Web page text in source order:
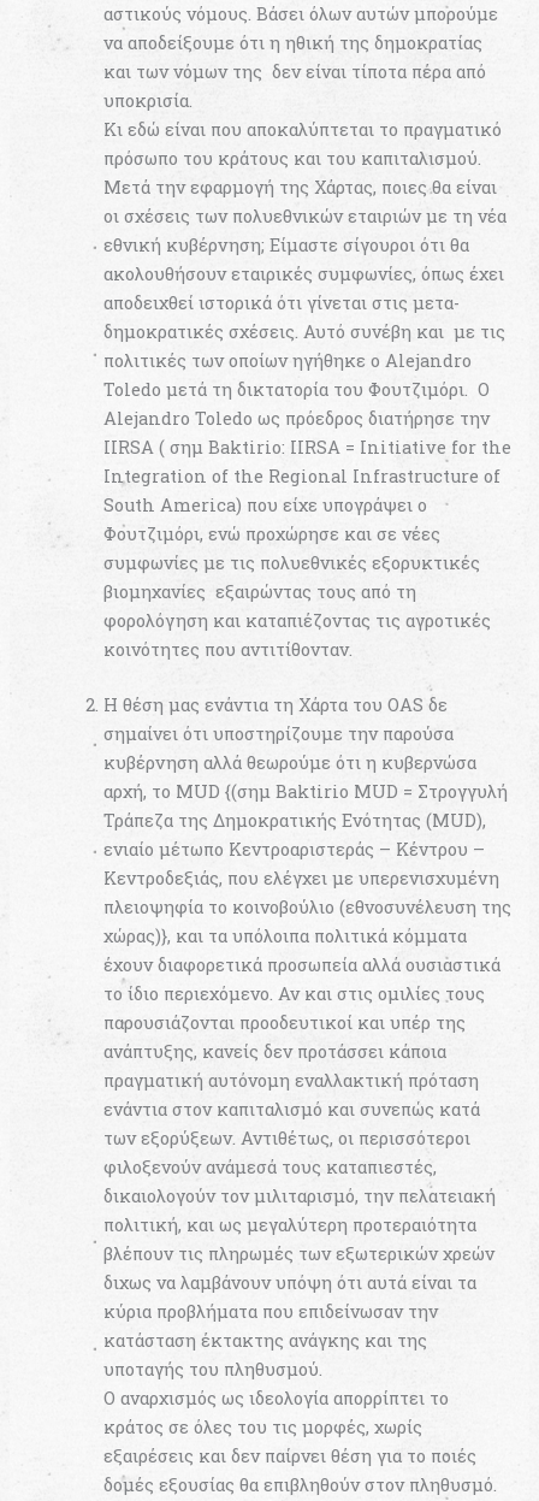
αστικούς νόμους. Βάσει όλων αυτών μπορούμε
να αποδείξουμε ότι η ηθική της δημοκρατίας
και των νόμων της δεν είναι τίποτα πέρα από
υποκρισία.
Κι εδώ είναι που αποκαλύπτεται το πραγματικό
πρόσωπο του κράτους και του καπιταλισμού.
Μετά την εφαρμογή της Χάρτας, ποιες θα είναι
οι σχέσεις των πολυεθνικών εταιριών με τη νέα
εθνική κυβέρνηση; Είμαστε σίγουροι ότι θα
ακολουθήσουν εταιρικές συμφωνίες, όπως έχει
αποδειχθεί ιστορικά ότι γίνεται στις μετα-
δημοκρατικές σχέσεις. Αυτό συνέβη και με τις
πολιτικές των οποίων ηγήθηκε ο Alejandro
Toledo μετά τη δικτατορία του Φουτζιμόρι. Ο
Alejandro Toledo ως πρόεδρος διατήρησε την
IIRSA ( σημ Baktirio: IIRSA = Initiative for the
Integration of the Regional Infrastructure of
South America) που είχε υπογράψει ο
Φουτζιμόρι, ενώ προχώρησε και σε νέες
συμφωνίες με τις πολυεθνικές εξορυκτικές
βιομηχανίες εξαιρώντας τους από τη
φορολόγηση και καταπιέζοντας τις αγροτικές
κοινότητες που αντιτίθονταν.
Η θέση μας ενάντια τη Χάρτα του OAS δε
σημαίνει ότι υποστηρίζουμε την παρούσα
κυβέρνηση αλλά θεωρούμε ότι η κυβερνώσα
αρχή, το MUD {(σημ Baktirio MUD = Στρογγυλή
Τράπεζα της Δημοκρατικής Ενότητας (MUD),
ενιαίο μέτωπο Κεντροαριστεράς – Κέντρου –
Κεντροδεξιάς, που ελέγχει με υπερενισχυμένη
πλειοψηφία το κοινοβούλιο (εθνοσυνέλευση της
χώρας)}, και τα υπόλοιπα πολιτικά κόμματα
έχουν διαφορετικά προσωπεία αλλά ουσιαστικά
το ίδιο περιεχόμενο. Αν και στις ομιλίες τους
παρουσιάζονται προοδευτικοί και υπέρ της
ανάπτυξης, κανείς δεν προτάσσει κάποια
πραγματική αυτόνομη εναλλακτική πρόταση
ενάντια στον καπιταλισμό και συνεπώς κατά
των εξορύξεων. Αντιθέτως, οι περισσότεροι
φιλοξενούν ανάμεσά τους καταπιεστές,
δικαιολογούν τον μιλιταρισμό, την πελατειακή
πολιτική, και ως μεγαλύτερη προτεραιότητα
βλέπουν τις πληρωμές των εξωτερικών χρεών
διχως να λαμβάνουν υπόψη ότι αυτά είναι τα
κύρια προβλήματα που επιδείνωσαν την
κατάσταση έκτακτης ανάγκης και της
υποταγής του πληθυσμού.
Ο αναρχισμός ως ιδεολογία απορρίπτει το
κράτος σε όλες του τις μορφές, χωρίς
εξαιρέσεις και δεν παίρνει θέση για το ποιές
δομές εξουσίας θα επιβληθούν στον πληθυσμό.